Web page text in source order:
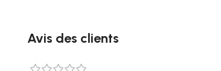
Avis des clients